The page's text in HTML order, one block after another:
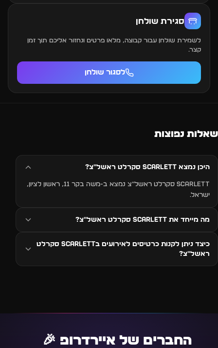
תעודה מזהה פיזית, וכמות המשתתפים מוגבלת בהתאם לרישוי.
ההפקה שמה דגש על התנהלות מכבדת, שמירה על המרחב
סגירת שולחן
לשמירת שולחן עבור קבוצה, מלאו פרטים ונחזור אליכם תוך זמן
קצר.
לסגור שולחן
שאלות נפוצות
היכן נמצא Scarlett סקרלט ראשל״צ?
Scarlett סקרלט ראשל״צ נמצא ב-משה בקר 11, ראשון לציון,
ישראל.
מה מייחד את Scarlett סקרלט ראשל״צ?
כיצד ניתן לקנות כרטיסים לאירועים בScarlett סקרלט
ראשל״צ?
החברים של איירדרופ 🎉